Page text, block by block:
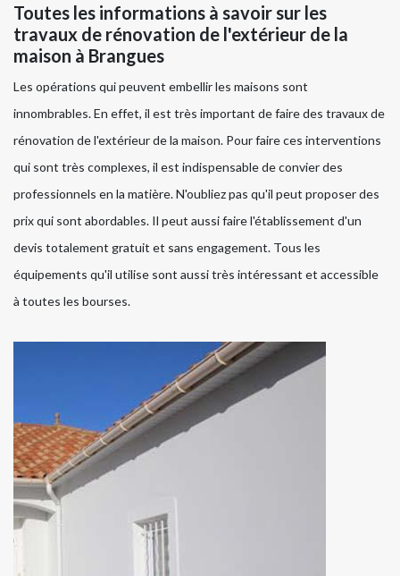
Toutes les informations à savoir sur les
travaux de rénovation de l'extérieur de la
maison à Brangues
Les opérations qui peuvent embellir les maisons sont
innombrables. En effet, il est très important de faire des travaux de
rénovation de l'extérieur de la maison. Pour faire ces interventions
qui sont très complexes, il est indispensable de convier des
professionnels en la matière. N'oubliez pas qu'il peut proposer des
prix qui sont abordables. Il peut aussi faire l'établissement d'un
devis totalement gratuit et sans engagement. Tous les
équipements qu'il utilise sont aussi très intéressant et accessible
à toutes les bourses.